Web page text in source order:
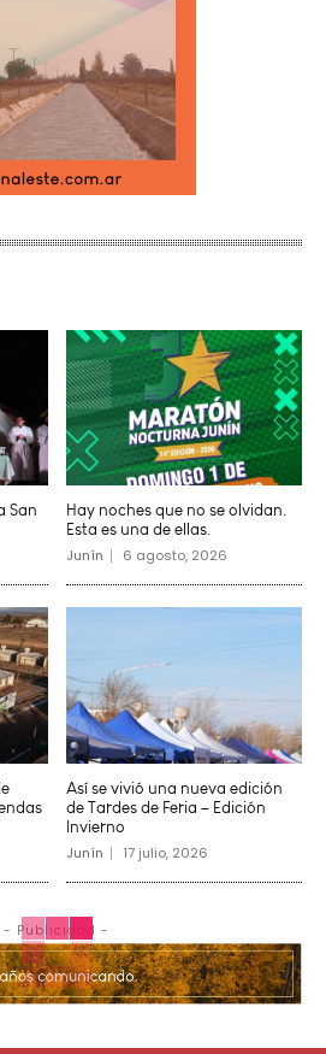
San
Hay noches que no se olvidan.
Esta es una de ellas.
Junín 6 agosto, 2026
Así se vivió una nueva edición
de Tardes de Feria – Edición
Invierno
Junín 17 julio, 2026
- Publicidad -